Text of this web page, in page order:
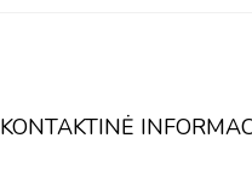
KONTAKTINĖ